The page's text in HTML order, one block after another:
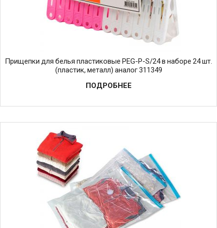
Прищепки для белья пластиковые PEG-P-S/24 в наборе 24 шт.
(пластик, металл) аналог 311349
ПОДРОБНЕЕ